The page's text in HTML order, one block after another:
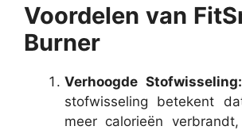
Voordelen van
Burner
Verhoogde Stofwisseling:
stofwisseling betekent
meer calorieën